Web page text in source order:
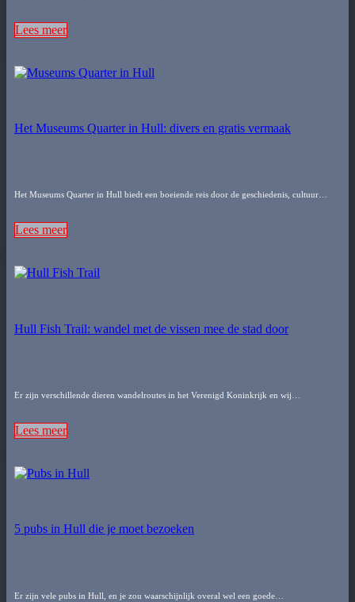
Lees meer
Het Museums Quarter in Hull: divers en gratis vermaak
Het Museums Quarter in Hull biedt een boeiende reis door de geschiedenis, cultuur…
Lees meer
Hull Fish Trail: wandel met de vissen mee de stad door
Er zijn verschillende dieren wandelroutes in het Verenigd Koninkrijk en wij…
Lees meer
5 pubs in Hull die je moet bezoeken
Er zijn vele pubs in Hull, en je zou waarschijnlijk overal wel een goede…